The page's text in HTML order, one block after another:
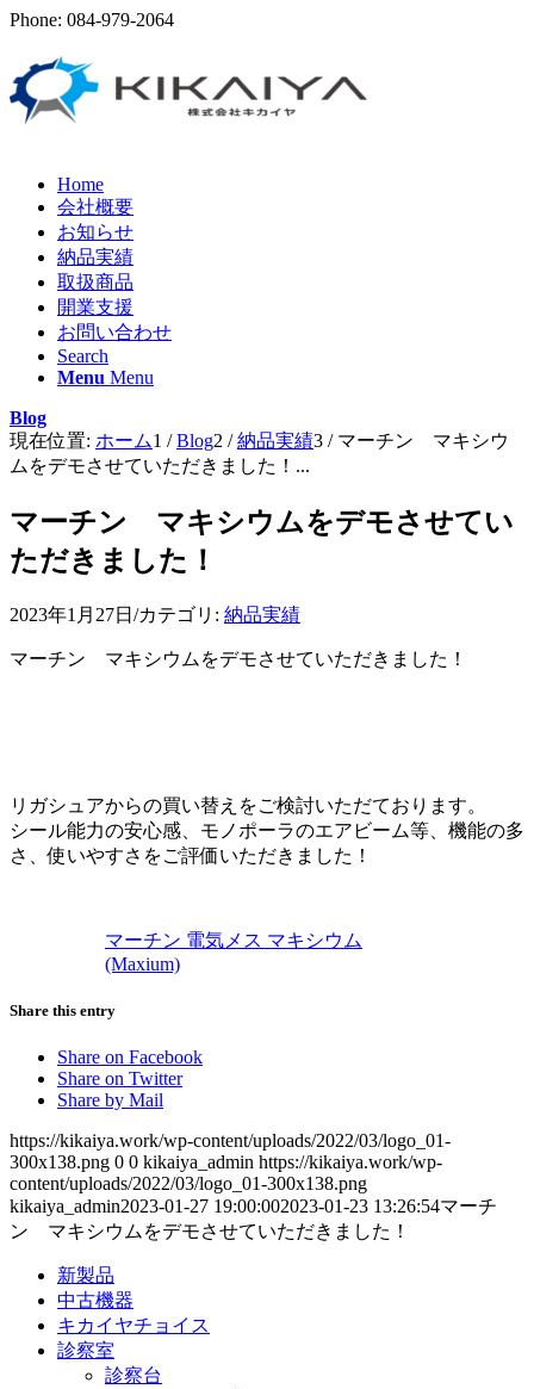
Phone: 084-979-2064
Home
会社概要
お知らせ
納品実績
取扱商品
開業支援
お問い合わせ
Search
Menu Menu
Blog
現在位置: ホーム1 / Blog2 / 納品実績3 / マーチン マキシウ
ムをデモさせていただきました！...
マーチン マキシウムをデモさせてい
ただきました！
2023年1月27日 /カテゴリ: 納品実績
マーチン マキシウムをデモさせていただきました！
リガシュアからの買い替えをご検討いただております。
シール能力の安心感、モノポーラのエアビーム等、機能の多
さ、使いやすさをご評価いただきました！
マーチン 電気メス マキシウム
(Maxium)
Share this entry
Share on Facebook
Share on Twitter
Share by Mail
https://kikaiya.work/wp-content/uploads/2022/03/logo_01-
300x138.png 0 0 kikaiya_admin https://kikaiya.work/wp-
content/uploads/2022/03/logo_01-300x138.png
kikaiya_admin2023-01-27 19:00:002023-01-23 13:26:54マーチ
ン マキシウムをデモさせていただきました！
新製品
中古機器
キカイヤチョイス
診察室
診察台